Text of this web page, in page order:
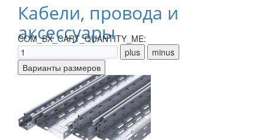
Кабели, провода и
аксессуары
COM_BX_CART_QUANTITY_ME: